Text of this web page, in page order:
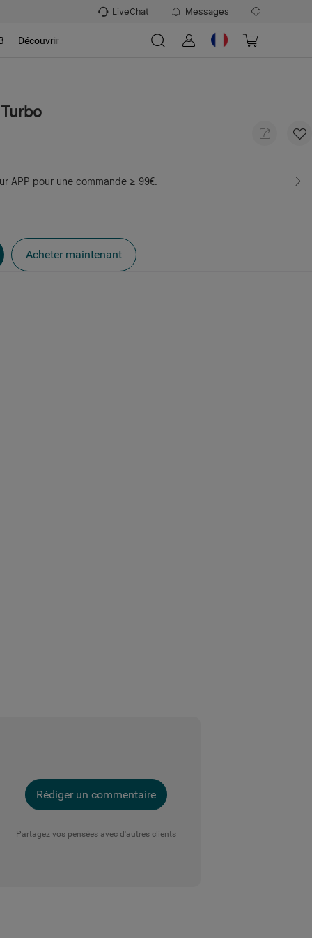
LiveChat Messages
Découvrir
APP pour une commande ≥ 99€.
Acheter maintenant
Rédiger un commentaire
Partagez vos pensées avec d'autres clients